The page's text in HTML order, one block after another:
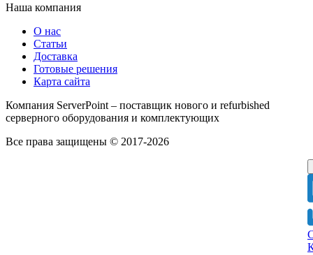
Наша компания
О нас
Статьи
Доставка
Готовые решения
Карта сайта
Компания ServerPoint – поставщик нового и refurbished
серверного оборудования и комплектующих
Все права защищены © 2017-2026